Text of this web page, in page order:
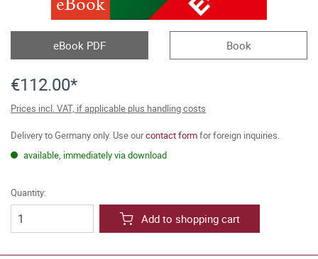
eBook PDF Book
€112.00*
Prices incl. VAT, if applicable plus handling costs
Delivery to Germany only. Use ourcontact formfor foreign inquiries.
available, immediately via download
Quantity:
Add to shopping cart